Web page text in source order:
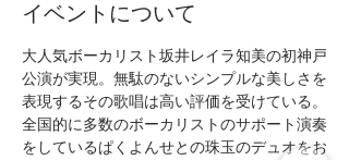
イベントについて
大人気ボーカリスト坂井レイラ知美の初神戸
公演が実現。無駄のないシンプルな美しさを
表現するその歌唱は高い評価を受けている。
全国的に多数のボーカリストのサポート演奏
をしているぱくよんせとの珠玉のデュオをお